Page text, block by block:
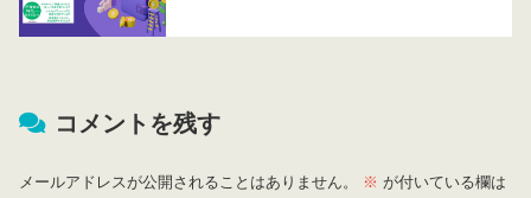
コメントを残す
メールアドレスが公開されることはありません。 ※ が付いている欄は